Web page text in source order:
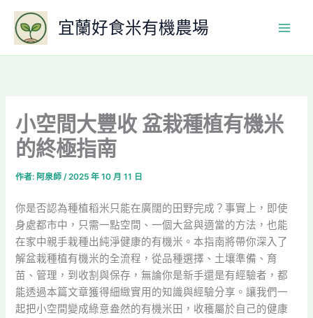
要
宜蘭好食米有機農場
小空間大豐收 盆栽種植有機米
的終極指南
作者: 阿泉師/2025 年 10 月 11 日
你是否認為種植稻米只能在廣闊的田野完成？事實上，即使
身處都市中，只需一點空間、一個大盆與適當的方法，也能
在家中親手栽種出純淨健康的有機米。本指南將帶你深入了
解盆栽種植有機米的全流程，從品種選擇、土壤準備、育
苗、管理，到收割與保存，無論你是新手還是有經驗者，都
能透過本篇文章獲得細緻實用的知識與經驗分享。讓我們一
起把小空間變成綠意盎然的有機米田，收穫屬於自己的健康